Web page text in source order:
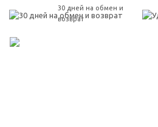
30 дней на обмен и
возврат